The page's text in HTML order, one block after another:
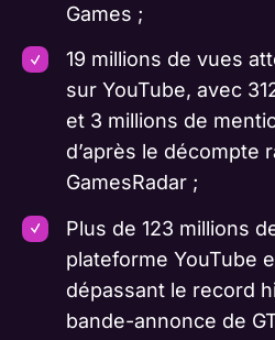
Games ;
19 millions de vues
sur YouTube, avec
et 3 millions de
d’après le décompte
GamesRadar;
Plus de 123 millions
plateforme YouTube
dépassant le record
bande-annonce de